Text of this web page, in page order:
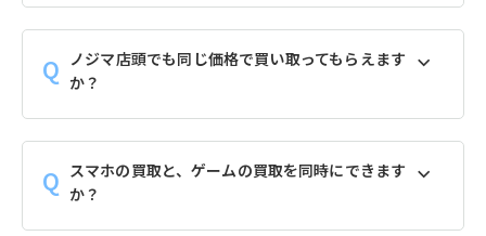
ノジマ店頭でも同じ価格で買い取ってもらえます
か？
スマホの買取と、ゲームの買取を同時にできます
か？